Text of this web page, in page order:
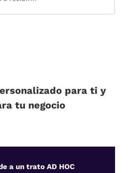
para ti y
tu negocio
a un trato AD HOC